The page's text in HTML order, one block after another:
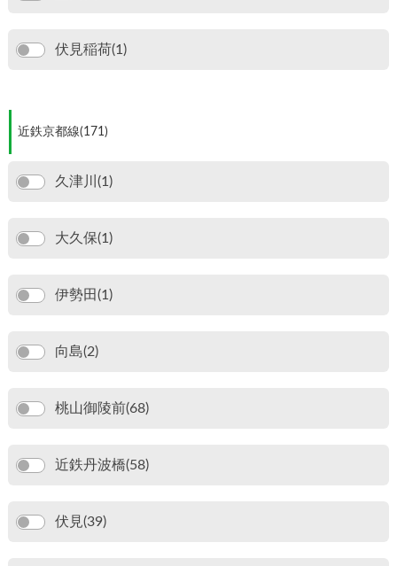
伏見稲荷(1)
近鉄京都線(171)
久津川(1)
大久保(1)
伊勢田(1)
向島(2)
桃山御陵前(68)
近鉄丹波橋(58)
伏見(39)